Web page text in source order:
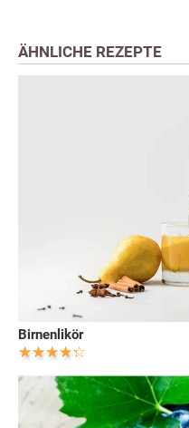
ÄHNLICHE REZEPTE
Birnenlikör